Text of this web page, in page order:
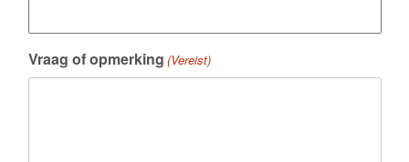
Vraag of opmerking (Vereist)